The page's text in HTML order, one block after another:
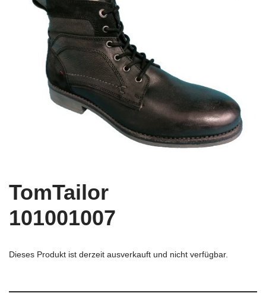
TomTailor
101001007
Dieses Produkt ist derzeit ausverkauft und nicht verfügbar.